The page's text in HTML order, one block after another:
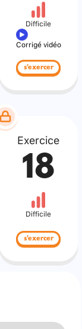
Difficile
Corrigé vidéo
s'exercer
Exercice
18
Difficile
s'exercer